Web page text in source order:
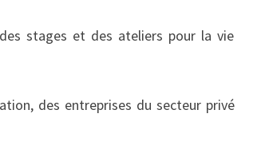
stages et des ateliers pour la vie
des entreprises du secteur privé